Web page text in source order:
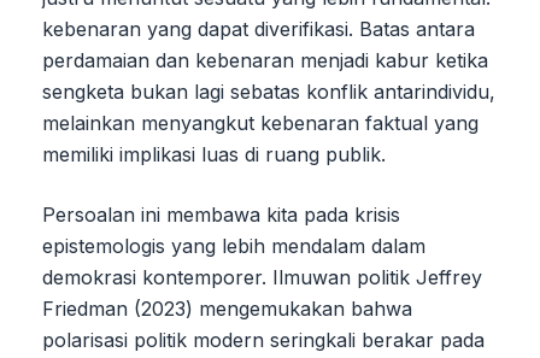
kebenaran yang dapat diverifikasi. Batas antara
perdamaian dan kebenaran menjadi kabur ketika
sengketa bukan lagi sebatas konflik antarindividu,
melainkan menyangkut kebenaran faktual yang
memiliki implikasi luas di ruang publik.
Persoalan ini membawa kita pada krisis
epistemologis yang lebih mendalam dalam
demokrasi kontemporer. Ilmuwan politik Jeffrey
Friedman (2023) mengemukakan bahwa
polarisasi politik modern seringkali berakar pada